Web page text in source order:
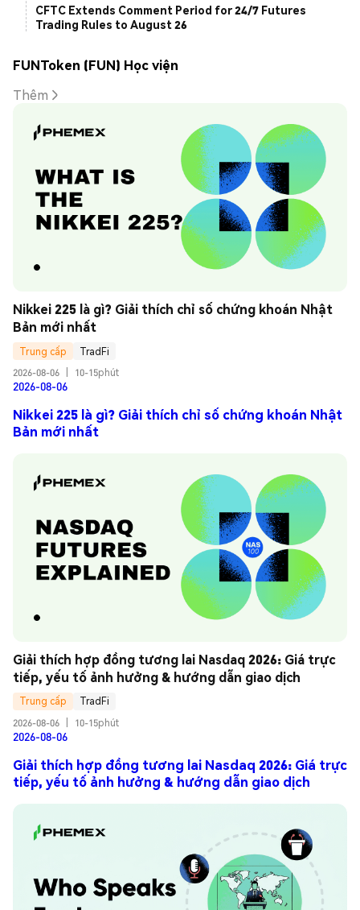
CFTC Extends Comment Period for 24/7 Futures
Trading Rules to August 26
FUNToken (FUN) Học viện
Thêm
Nikkei 225 là gì? Giải thích chỉ số chứng khoán Nhật
Bản mới nhất
Trung cấp
TradFi
2026-08-06
10-15phút
2026-08-06
Nikkei 225 là gì? Giải thích chỉ số chứng khoán Nhật
Bản mới nhất
Giải thích hợp đồng tương lai Nasdaq 2026: Giá trực
tiếp, yếu tố ảnh hưởng & hướng dẫn giao dịch
Trung cấp
TradFi
2026-08-06
10-15phút
2026-08-06
Giải thích hợp đồng tương lai Nasdaq 2026: Giá trực
tiếp, yếu tố ảnh hưởng & hướng dẫn giao dịch